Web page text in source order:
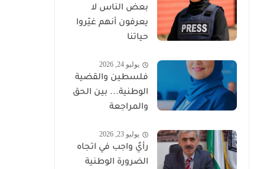
بعض الناس لا
يعرفون أنهم غيّروا
حياتنا
يوليو 24, 2026
فلسطين والقضية
الوطنية... بين الحق
والمراجعة
يوليو 23, 2026
رأيٌ واجب في اتجاه
الضرورة الوطنية